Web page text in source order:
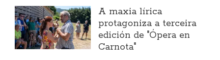
A maxia lírica
protagoniza a terceira
edición de "Ópera en
Carnota"